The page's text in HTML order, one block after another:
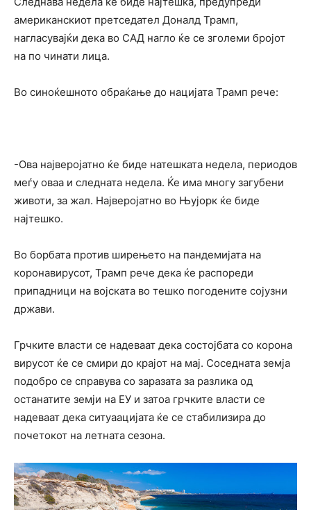
американскиот претседател Доналд Трамп,
нагласувајќи дека во САД нагло ќе се зголеми бројот
на по чинати лица.
Во синоќешното обраќање до нацијата Трамп рече:
-Ова најверојатно ќе биде натешката недела, периодов
меѓу оваа и следната недела. Ќе има многу загубени
животи, за жал. Најверојатно во Њујорк ќе биде
најтешко.
Во борбата против ширењето на пандемијата на
коронавирусот, Трамп рече дека ќе распореди
припадници на војската во тешко погодените сојузни
држави.
Грчките власти се надеваат дека состојбата со корона
вирусот ќе се смири до крајот на мај. Соседната земја
подобро се справува со заразата за разлика од
останатите земји на ЕУ и затоа грчките власти се
надеваат дека ситуаацијата ќе се стабилизира до
почетокот на летната сезона.